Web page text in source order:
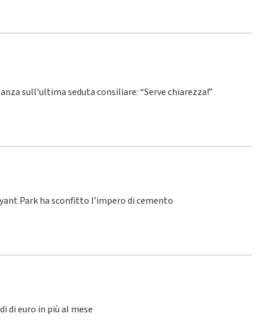
sull'ultima seduta consiliare: “Serve chiarezza!”
Park ha sconfitto l’impero di cemento
di euro in più al mese